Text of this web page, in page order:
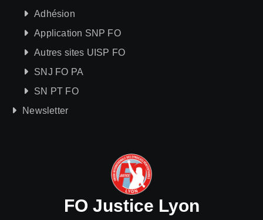
Adhésion
Application SNP FO
Autres sites UISP FO
SNJ FO PA
SN PT FO
Newsletter
FO Justice Lyon